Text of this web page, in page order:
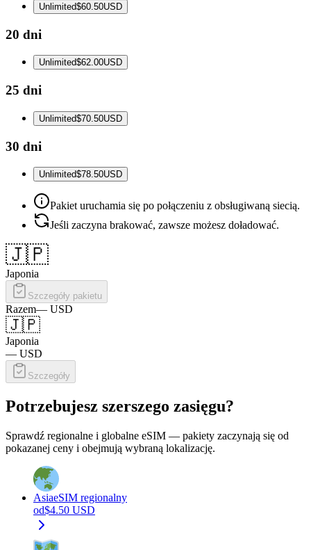
Unlimited$60.50USD
20 dni
Unlimited$62.00USD
25 dni
Unlimited$70.50USD
30 dni
Unlimited$78.50USD
Pakiet uruchamia się po połączeniu z obsługiwaną siecią.
Jeśli zaczyna brakować, zawsze możesz doładować.
🇯🇵
Japonia
Szczegóły pakietu
Razem— USD
🇯🇵
Japonia
— USD
Szczegóły
Potrzebujesz szerszego zasięgu?
Sprawdź regionalne i globalne eSIM — pakiety zaczynają się od
pokazanej ceny i obejmują wybraną lokalizację.
AsiaeSIM regionalny
od$4.50 USD